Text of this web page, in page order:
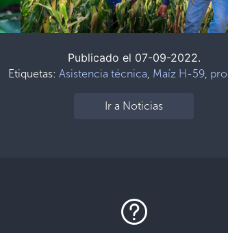
Publicado el 07-09-2022.
Etiquetas: Asistencia técnica Maíz H-59
Ir a Noticias